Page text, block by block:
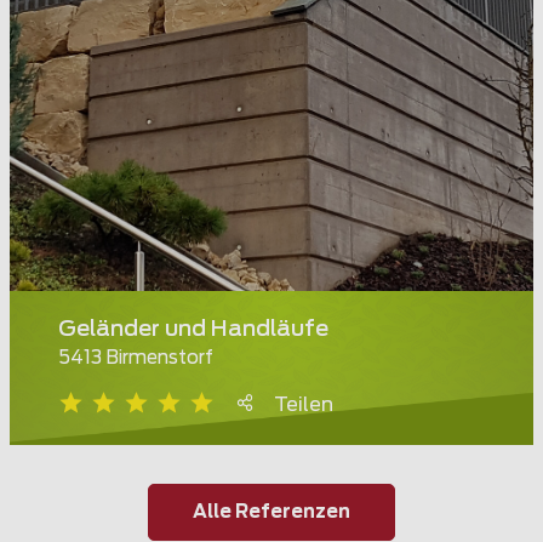
Geländer und Handläufe
5413 Birmenstorf
Teilen
Alle Referenzen